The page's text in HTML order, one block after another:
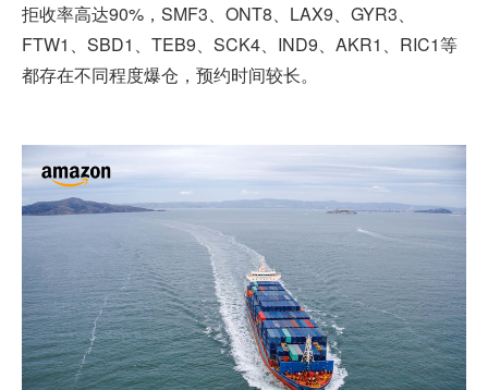
拒收率高达90%，SMF3、ONT8、LAX9、GYR3、
FTW1、SBD1、TEB9、SCK4、IND9、AKR1、RIC1等
都存在不同程度爆仓，预约时间较长。